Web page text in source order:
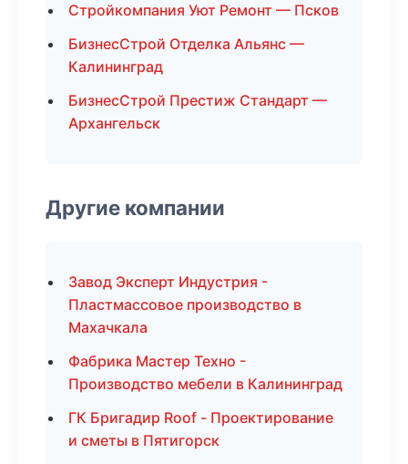
Стройкомпания Уют Ремонт — Псков
БизнесСтрой Отделка Альянс —
Калининград
БизнесСтрой Престиж Стандарт —
Архангельск
Другие компании
Завод Эксперт Индустрия -
Пластмассовое производство в
Махачкала
Фабрика Мастер Техно -
Производство мебели в Калининград
ГК Бригадир Roof - Проектирование
и сметы в Пятигорск